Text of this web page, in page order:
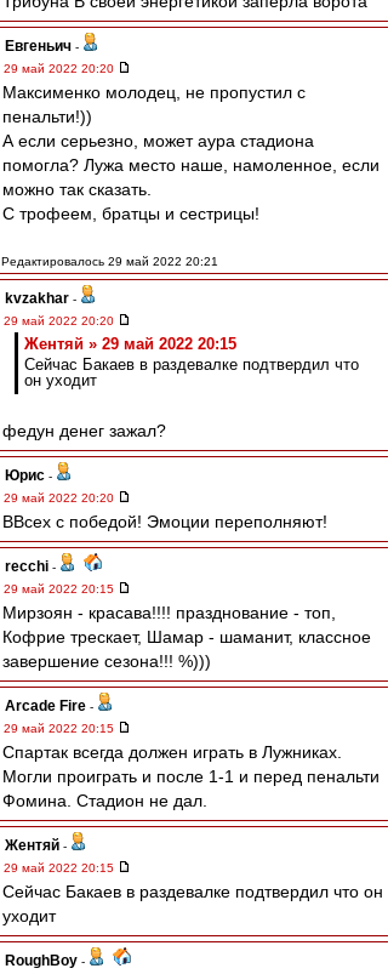
Евгеньич -
29 май 2022 20:20
Максименко молодец, не пропустил с
пенальти!))
А если серьезно, может аура стадиона
помогла? Лужа место наше, намоленное, если
можно так сказать.
С трофеем, братцы и сестрицы!
Редактировалось 29 май 2022 20:21
kvzakhar -
29 май 2022 20:20
Жентяй » 29 май 2022 20:15
Сейчас Бакаев в раздевалке подтвердил что
он уходит
федун денег зажал?
Юрис -
29 май 2022 20:20
ВВсех с победой! Эмоции переполняют!
recchi -
29 май 2022 20:15
Мирзоян - красава!!!! празднование - топ,
Кофрие трескает, Шамар - шаманит, классное
завершение сезона!!! %)))
Arcade Fire -
29 май 2022 20:15
Спартак всегда должен играть в Лужниках.
Могли проиграть и после 1-1 и перед пенальти
Фомина. Стадион не дал.
Жентяй -
29 май 2022 20:15
Сейчас Бакаев в раздевалке подтвердил что он
уходит
RoughBoy -